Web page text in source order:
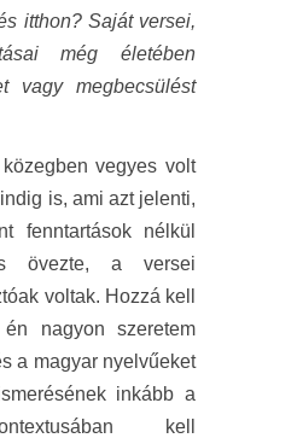
itthon? Saját versei,
még életében
vagy megbecsülést
vegyes volt
is, ami azt jelenti,
fenntartások nélkül
övezte, a versei
voltak. Hozzá kell
nagyon szeretem
a magyar nyelvűeket
inkább a
kell